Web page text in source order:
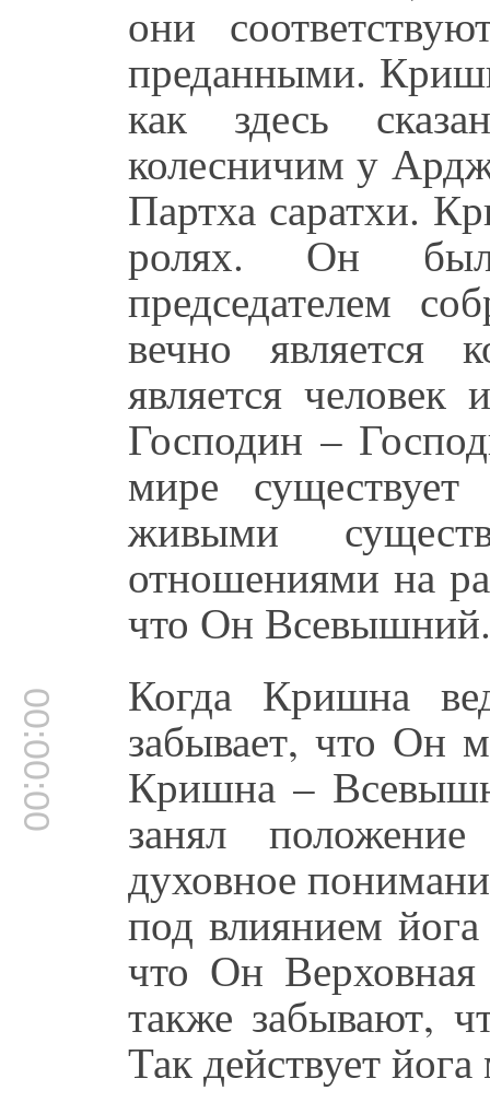
они
преданными.
как здесь
колесничим у
Партха саратхи.
ролях. Он
председателем
вечно является
является
Господин –
мире
живыми
отношениями на
что Он
00:00:00 Когда Кришна
забывает, что Он
Кришна –
занял
духовное
под влиянием
что Он
также забывают,
Так действует